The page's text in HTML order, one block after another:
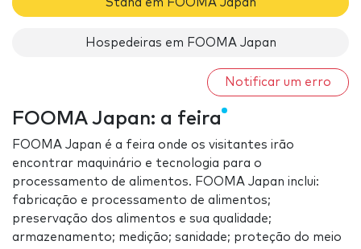
Stand em FOOMA Japan
Hospedeiras em FOOMA Japan
Notificar um erro
FOOMA Japan: a feira
FOOMA Japan é a feira onde os visitantes irão
encontrar maquinário e tecnologia para o
processamento de alimentos. FOOMA Japan inclui:
fabricação e processamento de alimentos;
preservação dos alimentos e sua qualidade;
armazenamento; medição; sanidade; proteção do meio